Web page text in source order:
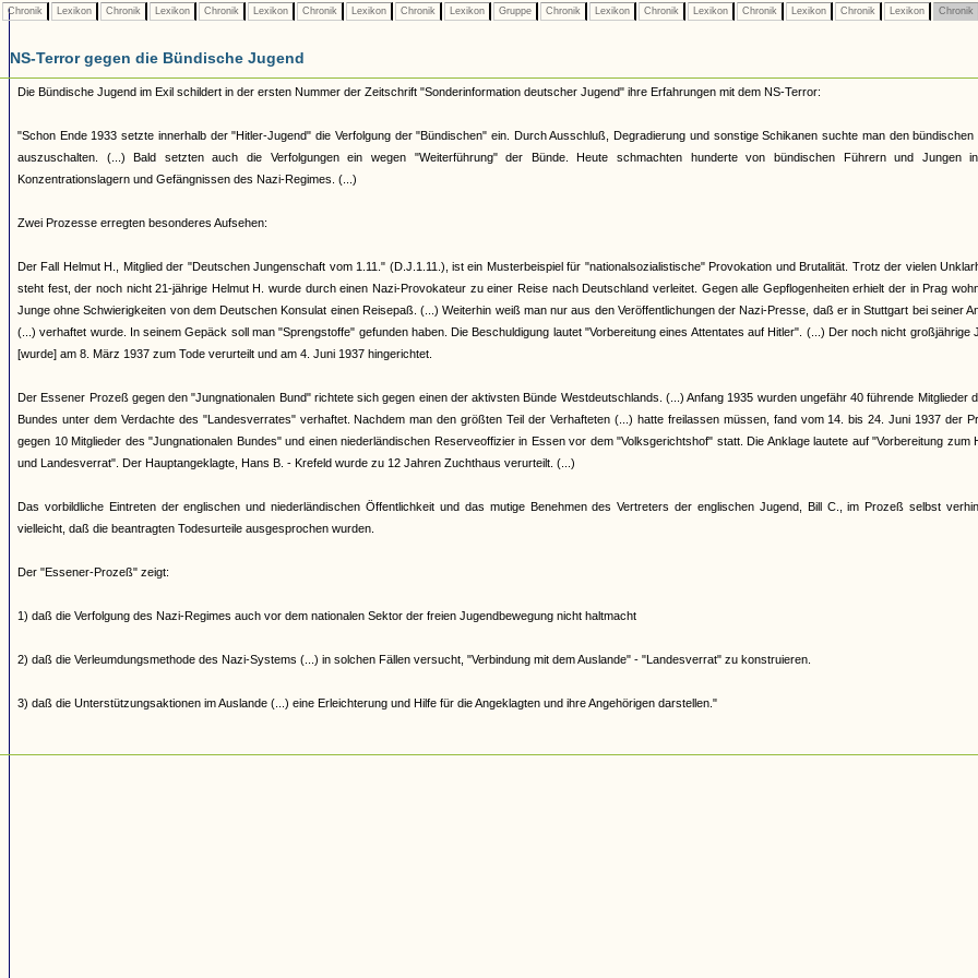
Chronik Lexikon Chronik Lexikon Chronik Lexikon Chronik Lexikon Chronik Lexikon Gruppe Chronik Lexikon Chronik Lexikon Chronik Lexikon Chronik Lexikon Chronik
NS-Terror gegen die Bündische Jugend
Die Bündische Jugend im Exil schildert in der ersten Nummer der Zeitschrift "Sonderinformation deutscher Jugend" ihre Erfahrungen mit dem NS-Terror:
"Schon Ende 1933 setzte innerhalb der "Hitler-Jugend" die Verfolgung der "Bündischen" ein. Durch Ausschluß, Degradierung und sonstige Schikanen suchte man den bündischen
auszuschalten. (...) Bald setzten auch die Verfolgungen ein wegen "Weiterführung" der Bünde. Heute schmachten hunderte von bündischen Führern und Jungen
Konzentrationslagern und Gefängnissen des Nazi-Regimes. (...)
Zwei Prozesse erregten besonderes Aufsehen:
Der Fall Helmut H., Mitglied der "Deutschen Jungenschaft vom 1.11." (D.J.1.11.), ist ein Musterbeispiel für "nationalsozialistische" Provokation und Brutalität. Trotz der vielen
steht fest, der noch nicht 21-jährige Helmut H. wurde durch einen Nazi-Provokateur zu einer Reise nach Deutschland verleitet. Gegen alle Gepflogenheiten erhielt der in Prag
Junge ohne Schwierigkeiten von dem Deutschen Konsulat einen Reisepaß. (...) Weiterhin weiß man nur aus den Veröffentlichungen der Nazi-Presse, daß er in Stuttgart bei seiner
(...) verhaftet wurde. In seinem Gepäck soll man "Sprengstoffe" gefunden haben. Die Beschuldigung lautet "Vorbereitung eines Attentates auf Hitler". (...) Der noch nicht großjährige
[wurde] am 8. März 1937 zum Tode verurteilt und am 4. Juni 1937 hingerichtet.
Der Essener Prozeß gegen den "Jungnationalen Bund" richtete sich gegen einen der aktivsten Bünde Westdeutschlands. (...) Anfang 1935 wurden ungefähr 40 führende Mitglieder
Bundes unter dem Verdachte des "Landesverrates" verhaftet. Nachdem man den größten Teil der Verhafteten (...) hatte freilassen müssen, fand vom 14. bis 24. Juni 1937 der
gegen 10 Mitglieder des "Jungnationalen Bundes" und einen niederländischen Reserveoffizier in Essen vor dem "Volksgerichtshof" statt. Die Anklage lautete auf "Vorbereitung zum
und Landesverrat". Der Hauptangeklagte, Hans B. - Krefeld wurde zu 12 Jahren Zuchthaus verurteilt. (...)
Das vorbildliche Eintreten der englischen und niederländischen Öffentlichkeit und das mutige Benehmen des Vertreters der englischen Jugend, Bill C., im Prozeß selbst
vielleicht, daß die beantragten Todesurteile ausgesprochen wurden.
Der "Essener-Prozeß" zeigt:
1) daß die Verfolgung des Nazi-Regimes auch vor dem nationalen Sektor der freien Jugendbewegung nicht haltmacht
2) daß die Verleumdungsmethode des Nazi-Systems (...) in solchen Fällen versucht, "Verbindung mit dem Auslande" - "Landesverrat" zu konstruieren.
3) daß die Unterstützungsaktionen im Auslande (...) eine Erleichterung und Hilfe für die Angeklagten und ihre Angehörigen darstellen."